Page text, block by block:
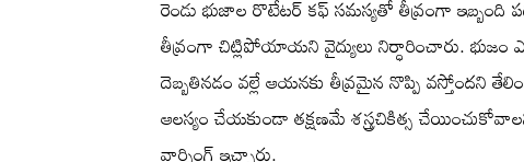
రెండు భుజాల రొటేటర్ కఫ్ సమస్యతో తీవ్రంగా ఇబ్బంది
తీవ్రంగా చిట్లిపోయాయని వైద్యులు నిర్ధారించారు.
దెబ్బతినడం వల్లే ఆయనకు తీవ్రమైన నొప్పి
ఆలస్యం చేయకుండా తక్షణమే శస్త్రచికిత్స
వార్నింగ్ ఇచ్చారు.